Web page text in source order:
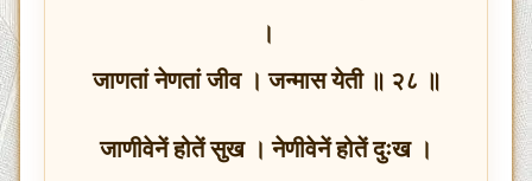
।
जाणतां नेणतां जीव । जन्मास येती ॥ २८ ॥
जाणीवेनें होतें सुख । नेणीवेनें होतें दुःख ।